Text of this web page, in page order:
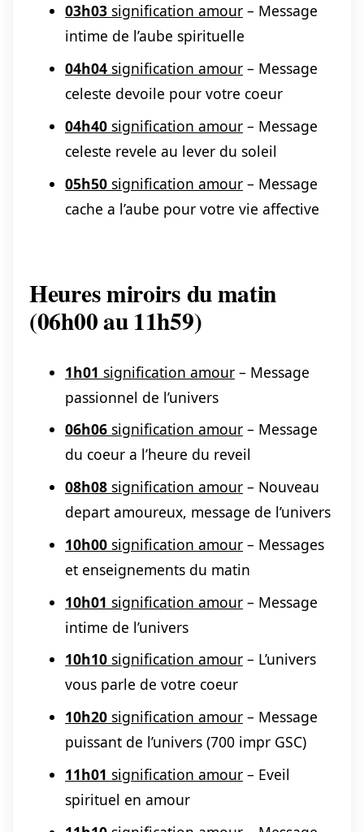
03h03 signification amour – Message
intime de l’aube spirituelle
04h04 signification amour – Message
celeste devoile pour votre coeur
04h40 signification amour – Message
celeste revele au lever du soleil
05h50 signification amour – Message
cache a l’aube pour votre vie affective
Heures miroirs du matin
(06h00 au 11h59)
1h01 signification amour – Message
passionnel de l’univers
06h06 signification amour – Message
du coeur a l’heure du reveil
08h08 signification amour – Nouveau
depart amoureux, message de l’univers
10h00 signification amour – Messages
et enseignements du matin
10h01 signification amour – Message
intime de l’univers
10h10 signification amour – L’univers
vous parle de votre coeur
10h20 signification amour – Message
puissant de l’univers (700 impr GSC)
11h01 signification amour – Eveil
spirituel en amour